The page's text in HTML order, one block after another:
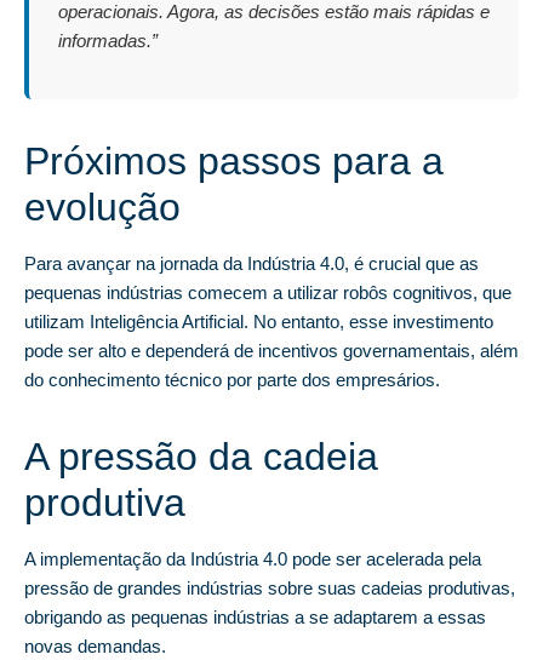
operacionais. Agora, as decisões estão mais rápidas e
informadas.”
Próximos passos para a
evolução
Para avançar na jornada da Indústria 4.0, é crucial que as
pequenas indústrias comecem a utilizar robôs cognitivos, que
utilizam Inteligência Artificial. No entanto, esse investimento
pode ser alto e dependerá de incentivos governamentais, além
do conhecimento técnico por parte dos empresários.
A pressão da cadeia
produtiva
A implementação da Indústria 4.0 pode ser acelerada pela
pressão de grandes indústrias sobre suas cadeias produtivas,
obrigando as pequenas indústrias a se adaptarem a essas
novas demandas.